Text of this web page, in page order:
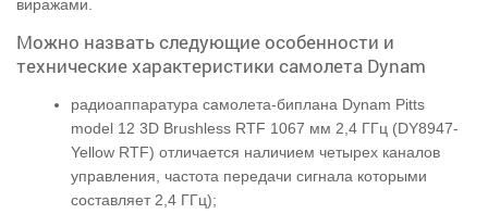
виражами.
Можно назвать следующие особенности и
технические характеристики самолета Dynam
радиоаппаратура самолета-биплана Dynam Pitts
model 12 3D Brushless RTF 1067 мм 2,4 ГГц (DY8947-
Yellow RTF) отличается наличием четырех каналов
управления, частота передачи сигнала которыми
составляет 2,4 ГГц);